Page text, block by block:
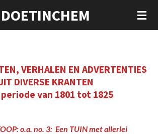
DOETINCHEM
VERHALEN EN ADVERTENTIES
DIVERSE KRANTEN
van 1801 tot 1825
o.a. no. 3: Een TUIN met allerlei